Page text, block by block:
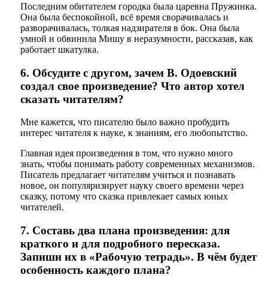
Последним обитателем городка была царевна Пружинка.
Она была беспокойной, всё время сворачивалась и
разворачивалась, толкая надзирателя в бок. Она была
умной и обвинила Мишу в неразумности, рассказав, как
работает шкатулка.
6. Обсудите с другом, зачем В. Одоевский
создал свое произведение? Что автор хотел
сказать читателям?
Мне кажется, что писателю было важно пробудить
интерес читателя к науке, к знаниям, его любопытство.
Главная идея произведения в том, что нужно много
знать, чтобы понимать работу современных механизмов.
Писатель предлагает читателям учиться и познавать
новое, он популяризирует науку своего времени через
сказку, потому что сказка привлекает самых юных
читателей.
7. Составь два плана произведения: для
краткого и для подробного пересказа.
Запиши их в «Рабочую тетрадь». В чём будет
особенность каждого плана?